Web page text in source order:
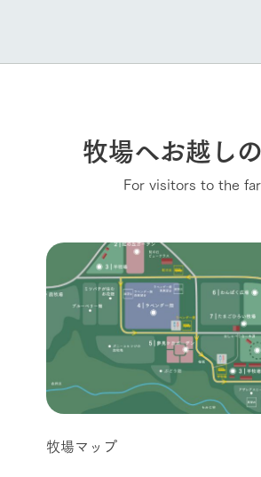
牧場へお越し
For visitors to the
牧場マップ